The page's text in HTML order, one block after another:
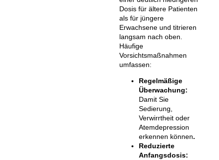
Dosis für ältere Patienten
als für jüngere
Erwachsene und titrieren
langsam nach oben.
Häufige
Vorsichtsmaßnahmen
umfassen:
Regelmäßige
Überwachung:
Damit Sie
Sedierung,
Verwirrtheit oder
Atemdepression
erkennen können.
Reduzierte
Anfangsdosis: